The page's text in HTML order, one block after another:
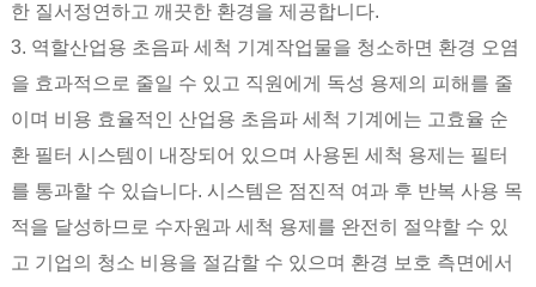
한 질서정연하고 깨끗한 환경을 제공합니다.
3. 역할산업용 초음파 세척 기계 작업물을 청소하면 환경 오염
을 효과적으로 줄일 수 있고 직원에게 독성 용제의 피해를 줄
이며 비용 효율적인 산업용 초음파 세척 기계에는 고효율 순
환 필터 시스템이 내장되어 있으며 사용된 세척 용제는 필터
를 통과할 수 있습니다. 시스템은 점진적 여과 후 반복 사용 목
적을 달성하므로 수자원과 세척 용제를 완전히 절약할 수 있
고 기업의 청소 비용을 절감할 수 있으며 환경 보호 측면에서